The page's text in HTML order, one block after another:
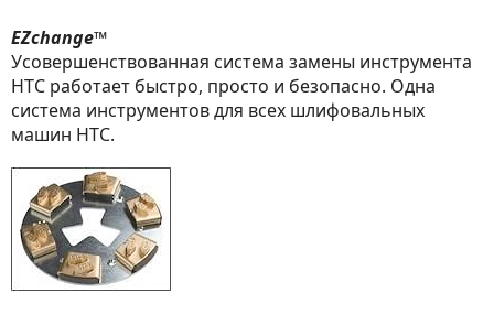
EZchange™
Усовершенствованная система замены инструмента
HTC работает быстро, просто и безопасно. Одна
система инструментов для всех шлифовальных
машин HTC.